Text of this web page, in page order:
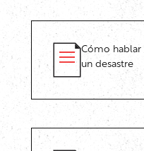
Cómo hablar
un desastre